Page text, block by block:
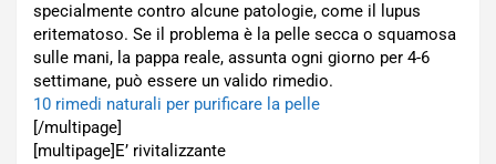
specialmente contro alcune patologie, come il lupus
eritematoso. Se il problema è la pelle secca o squamosa
sulle mani, la pappa reale, assunta ogni giorno per 4-6
settimane, può essere un valido rimedio.
10 rimedi naturali per purificare la pelle
[/multipage]
[multipage]E’ rivitalizzante